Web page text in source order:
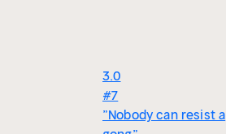
3.0
#7
”Nobody can resist a